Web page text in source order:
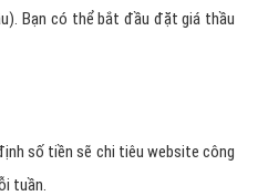
Bạn có thể bắt đầu đặt giá thầu
số tiền sẽ chi tiêu website công
tuần.